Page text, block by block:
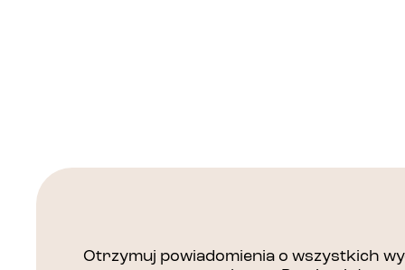
Otrzymuj powiadomienia o wszystkich